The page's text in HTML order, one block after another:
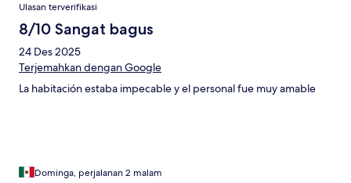
Ulasan terverifikasi
8/10 Sangat bagus
24 Des 2025
Terjemahkan dengan Google
La habitación estaba impecable y el personal fue muy amable
Dominga, perjalanan 2 malam